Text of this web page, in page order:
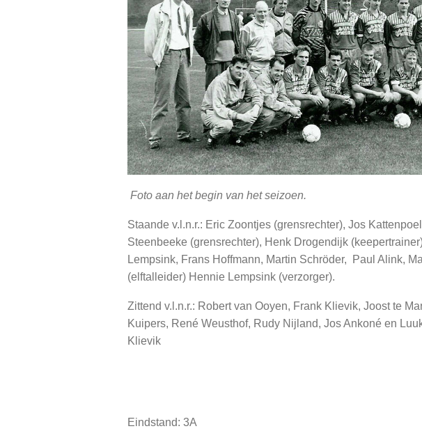
Foto aan het begin van het seizoen.
Staande v.l.n.r.: Eric Zoontjes (grensrechter), Jos
Steenbeeke (grensrechter), Henk Drogendijk
Lempsink, Frans Hoffmann, Martin Schröder, Paul Alink,
(elftalleider) Hennie Lempsink (verzorger).
Zittend v.l.n.r.: Robert van Ooyen, Frank Klievik, Joost te
Kuipers, René Weusthof, Rudy Nijland, Jos Ankoné en
Eindstand: 3A